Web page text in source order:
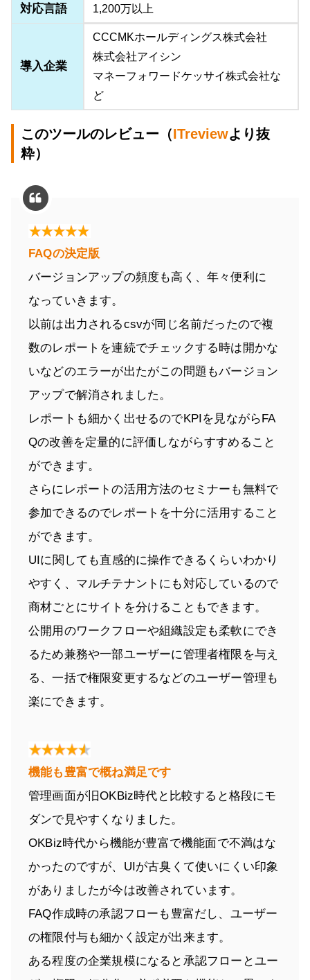
対応言語 1,200万以上
導入企業
CCCMKホールディングス株式会社
株式会社アイシン
マネーフォワードケッサイ株式会社な
ど
このツールのレビュー（ITreviewより抜
粋）
FAQの決定版
バージョンアップの頻度も高く、年々便利に
なっていきます。
以前は出力されるcsvが同じ名前だったので複
数のレポートを連続でチェックする時は開かな
いなどのエラーが出たがこの問題もバージョン
アップで解消されました。
レポートも細かく出せるのでKPIを見ながらFA
Qの改善を定量的に評価しながらすすめること
ができます。
さらにレポートの活用方法のセミナーも無料で
参加できるのでレポートを十分に活用すること
ができます。
UIに関しても直感的に操作できるくらいわかり
やすく、マルチテナントにも対応しているので
商材ごとにサイトを分けることもできます。
公開用のワークフローや組織設定も柔軟にでき
るため兼務や一部ユーザーに管理者権限を与え
る、一括で権限変更するなどのユーザー管理も
楽にできます。
機能も豊富で概ね満足です
管理画面が旧OKBiz時代と比較すると格段にモ
ダンで見やすくなりました。
OKBiz時代から機能が豊富で機能面で不満はな
かったのですが、UIが古臭くて使いにくい印象
がありましたが今は改善されています。
FAQ作成時の承認フローも豊富だし、ユーザー
の権限付与も細かく設定が出来ます。
ある程度の企業規模になると承認フローとユー